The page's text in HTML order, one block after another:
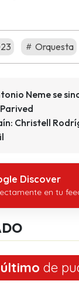
Orquesta
Neme se
Christell
Discover
en tu
de